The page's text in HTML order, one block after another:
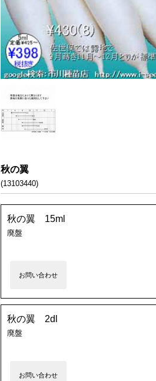
秋の翼
(13103440)
秋の翼 15ml
廃盤
お問い合わせ
秋の翼 2dl
廃盤
お問い合わせ